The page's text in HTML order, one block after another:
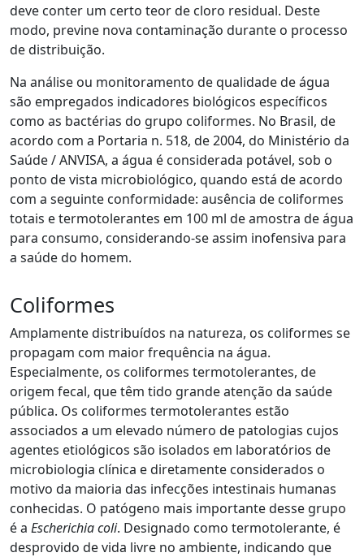
deve conter um certo teor de cloro residual. Deste
modo, previne nova contaminação durante o processo
de distribuição.
Na análise ou monitoramento de qualidade de água
são empregados indicadores biológicos específicos
como as bactérias do grupo coliformes. No Brasil, de
acordo com a Portaria n. 518, de 2004, do Ministério da
Saúde / ANVISA, a água é considerada potável, sob o
ponto de vista microbiológico, quando está de acordo
com a seguinte conformidade: ausência de coliformes
totais e termotolerantes em 100 ml de amostra de água
para consumo, considerando-se assim inofensiva para
a saúde do homem.
Coliformes
Amplamente distribuídos na natureza, os coliformes se
propagam com maior frequência na água.
Especialmente, os coliformes termotolerantes, de
origem fecal, que têm tido grande atenção da saúde
pública. Os coliformes termotolerantes estão
associados a um elevado número de patologias cujos
agentes etiológicos são isolados em laboratórios de
microbiologia clínica e diretamente considerados o
motivo da maioria das infecções intestinais humanas
conhecidas. O patógeno mais importante desse grupo
é a Escherichia coli. Designado como termotolerante, é
desprovido de vida livre no ambiente, indicando que